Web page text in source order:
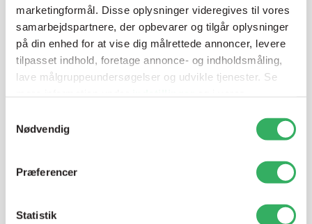
marketingformål. Disse oplysninger videregives til vores
samarbejdspartnere, der opbevarer og tilgår oplysninger
på din enhed for at vise dig målrettede annoncer, levere
tilpasset indhold, foretage annonce- og indholdsmåling,
lave målgruppeundersøgelser og udvikle tjenester. Se
tilbage eller ændre indstillinger fra vores
"Cookiedeklaration", eller ved at trykke på "Privacy
Nødvendig
Præferencer
Statistik
Mandag - Torsdag 07:00-15:30
Fredag 07:00-13:45
Jette Harding